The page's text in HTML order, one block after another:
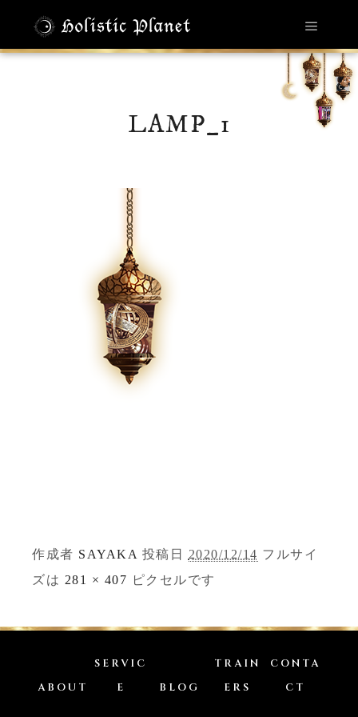
メイン
LAMP_1
作成者 SAYAKA 投稿日 2020/12/14 フルサイ
ズは 281 × 407 ピクセルです
ABOUT
SERVIC
E
BLOG
TRAIN
ERS
CONTA
CT